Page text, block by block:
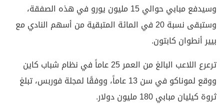
وسيدفع مبابي حوالي 15 مليون يورو في هذه الصفقة،
وستبقى نسبة 20 في المائة المتبقية من أسهم النادي مع
بيير أنطوان كابتون.
ترعرع اللاعب البالغ من العمر 25 عاماً في نظام شباب كاين
ووقع لموناكو في سن 13 عاماً، ووفقًا لمجلة فوربس، تبلغ
ثروة كيليان مبابي 180 مليون دولار.